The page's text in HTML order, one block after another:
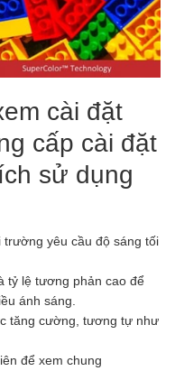
cài đặt
cấp cài đặt
sử dụng
yêu cầu độ sáng tối
tỷ lệ tương phản cao để
ánh sáng.
tăng cường, tương tự như
để xem chung